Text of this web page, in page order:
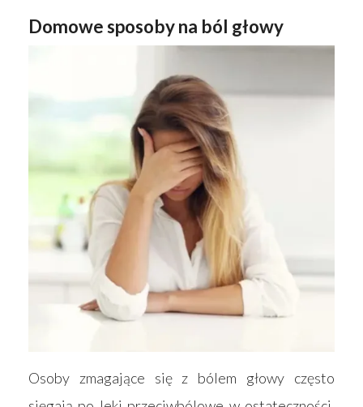
Domowe sposoby na ból głowy
Osoby zmagające się z bólem głowy często